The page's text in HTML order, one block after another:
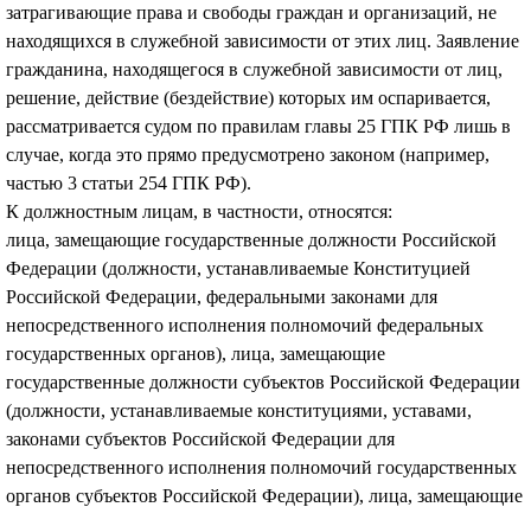
затрагивающие права и свободы граждан и организаций, не
находящихся в служебной зависимости от этих лиц. Заявление
гражданина, находящегося в служебной зависимости от лиц,
решение, действие (бездействие) которых им оспаривается,
рассматривается судом по правилам главы 25 ГПК РФ лишь в
случае, когда это прямо предусмотрено законом (например,
частью 3 статьи 254 ГПК РФ).
К должностным лицам, в частности, относятся:
лица, замещающие государственные должности Российской
Федерации (должности, устанавливаемые Конституцией
Российской Федерации, федеральными законами для
непосредственного исполнения полномочий федеральных
государственных органов), лица, замещающие
государственные должности субъектов Российской Федерации
(должности, устанавливаемые конституциями, уставами,
законами субъектов Российской Федерации для
непосредственного исполнения полномочий государственных
органов субъектов Российской Федерации), лица, замещающие